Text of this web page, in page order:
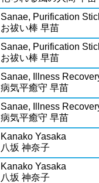
Sanae, Purification
お祓い棒 早苗
Sanae, Purification
お祓い棒 早苗
Sanae, Illness
病気平癒守 早苗
Sanae, Illness
病気平癒守 早苗
Kanako Yasaka
八坂 神奈子
Kanako Yasaka
八坂 神奈子